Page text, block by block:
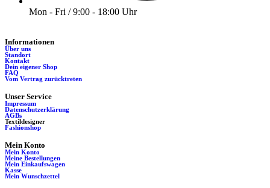
Mon - Fri / 9:00 - 18:00 Uhr
Informationen
Über uns
Standort
Kontakt
Dein eigener Shop
FAQ
Vom Vertrag zurücktreten
Unser Service
Impressum
Datenschutzerklärung
AGBs
Textildesigner
Fashionshop
Mein Konto
Mein Konto
Meine Bestellungen
Mein Einkaufswagen
Kasse
Mein Wunschzettel